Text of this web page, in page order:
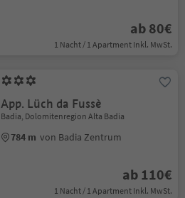
ab 80€
1 Nacht / 1 Apartment Inkl. MwSt.
App. Lüch da Fussè
Badia, Dolomitenregion Alta Badia
784 m von Badia Zentrum
ab 110€
1 Nacht / 1 Apartment Inkl. MwSt.